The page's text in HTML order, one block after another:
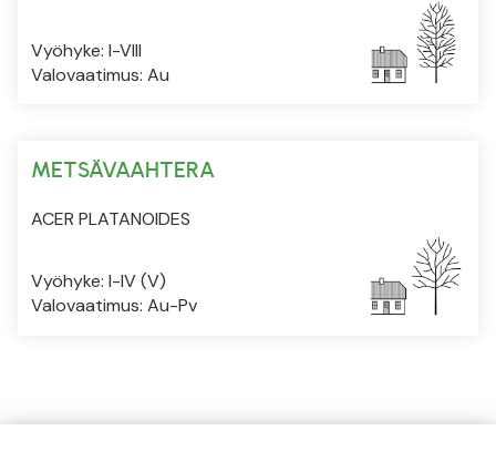
Vyöhyke: I-VIII
Valovaatimus: Au
METSÄVAAHTERA
ACER PLATANOIDES
Vyöhyke: I-IV (V)
Valovaatimus: Au-Pv